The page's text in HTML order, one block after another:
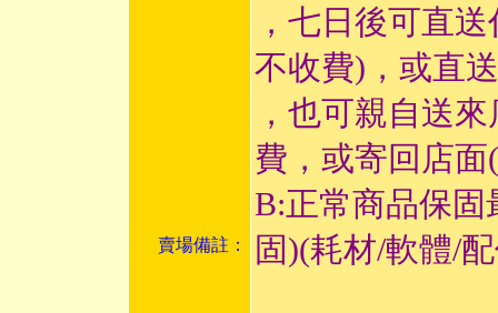
賣場備註：
，七日後可直
不收費)，或直
，也可親自送
費，或寄回店
B:正常商品保固
固)(耗材/軟體/